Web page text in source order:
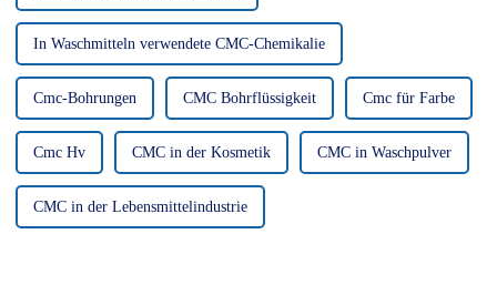
In Waschmitteln verwendete CMC-Chemikalie
Cmc-Bohrungen CMC Bohrflüssigkeit Cmc für Farbe
Cmc Hv CMC in der Kosmetik CMC in Waschpulver
CMC in der Lebensmittelindustrie